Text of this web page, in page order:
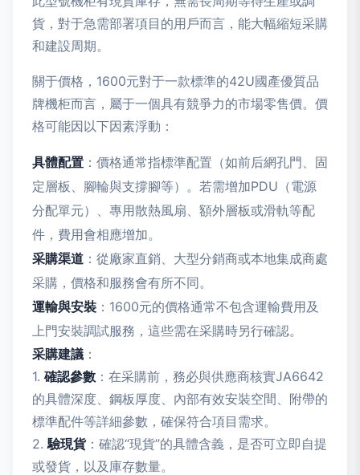
貨，對于急需部署項目的用戶而言，能大幅縮短采購
和建設周期。
關于價格，1600元對于一款標準的42U國產優質品
牌機柜而言，屬于一個具有競爭力的市場零售價。價
格可能因以下因素浮動：
具體配置 ：價格通常指標準配置（如前后網孔門、固
定層板、腳輪與支撐腳等）。若需增加PDU（電源
分配單元）、專用散熱風扇、額外層板或滑軌等配
件，費用會相應增加。
采購渠道 ：從廠家直銷、大型分銷商或本地集成商處
采購，價格和服務會有所不同。
運輸與安裝 ：1600元的價格通常不包含運輸費用及
上門安裝調試服務，這些需在采購時另行確認。
采購建議 ：
1. 確認參數 ：在采購前，務必與供應商核實JA6642
的具體深度、鋼板厚度、內部有效安裝空間、附帶的
標準配件等詳細參數，確保符合項目需求。
2.驗現貨：確認“現貨”的具體含義，是否可立即自提
或發貨，以及庫存數量。